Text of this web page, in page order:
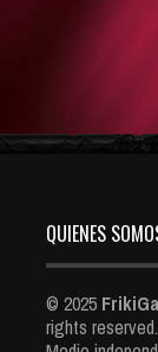
QUIENES
© 2025
rights reserved.